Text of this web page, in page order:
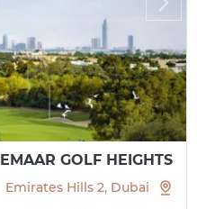
EMAAR GOLF HEIGHTS פיתוח מס. 31574
Emirates Hills 2, Dubai